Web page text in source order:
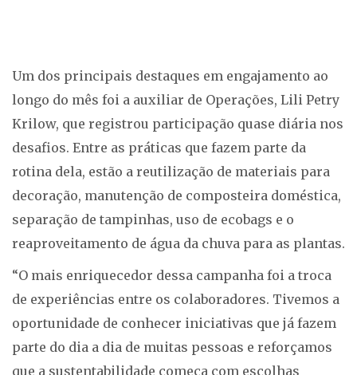
Um dos principais destaques em engajamento ao
longo do mês foi a auxiliar de Operações, Lili Petry
Krilow, que registrou participação quase diária nos
desafios. Entre as práticas que fazem parte da
rotina dela, estão a reutilização de materiais para
decoração, manutenção de composteira doméstica,
separação de tampinhas, uso de ecobags e o
reaproveitamento de água da chuva para as plantas.
“O mais enriquecedor dessa campanha foi a troca
de experiências entre os colaboradores. Tivemos a
oportunidade de conhecer iniciativas que já fazem
parte do dia a dia de muitas pessoas e reforçamos
que a sustentabilidade começa com escolhas